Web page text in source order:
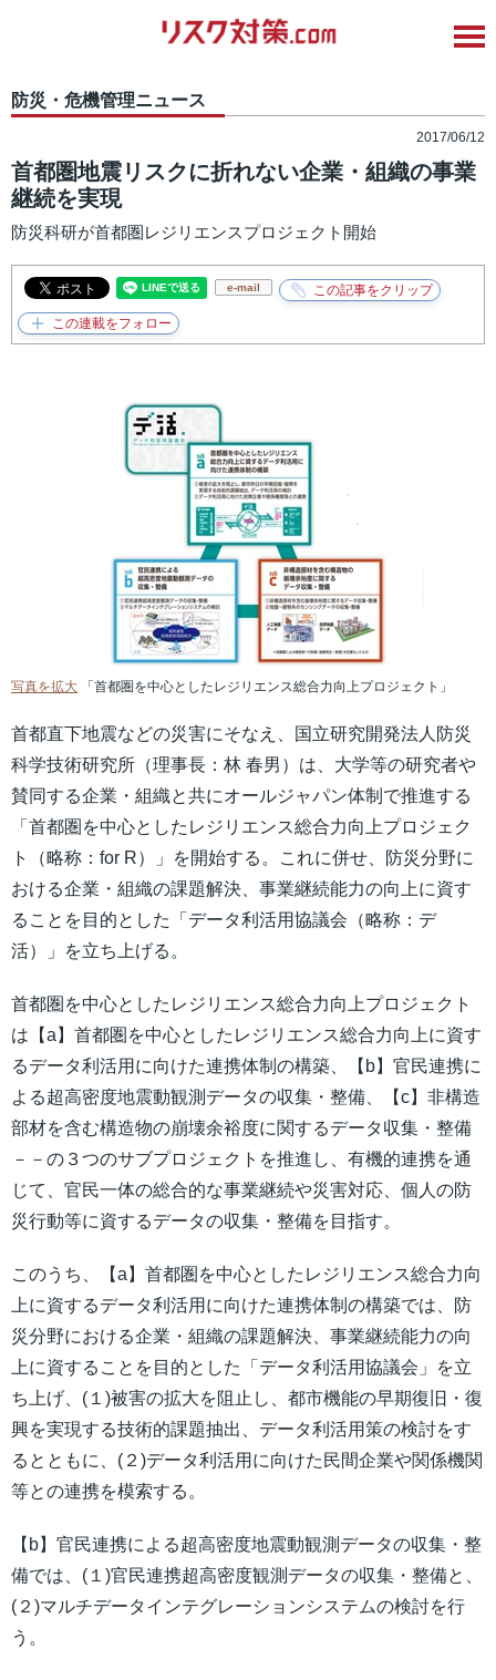
防災・危機管理ニュース
2017/06/12
首都圏地震リスクに折れない企業・組織の事業
継続を実現
防災科研が首都圏レジリエンスプロジェクト開始
e-mail
写真を拡大 「首都圏を中心としたレジリエンス総合力向上プロジェクト」
首都直下地震などの災害にそなえ、国立研究開発法人防災
科学技術研究所（理事長：林 春男）は、大学等の研究者や
賛同する企業・組織と共にオールジャパン体制で推進する
「首都圏を中心としたレジリエンス総合力向上プロジェク
ト（略称：for R）」を開始する。これに併せ、防災分野に
おける企業・組織の課題解決、事業継続能力の向上に資す
ることを目的とした「データ利活用協議会（略称：デ
活）」を立ち上げる。
首都圏を中心としたレジリエンス総合力向上プロジェクト
は【a】首都圏を中心としたレジリエンス総合力向上に資す
るデータ利活用に向けた連携体制の構築、【b】官民連携に
よる超高密度地震動観測データの収集・整備、【c】非構造
部材を含む構造物の崩壊余裕度に関するデータ収集・整備
－－の３つのサブプロジェクトを推進し、有機的連携を通
じて、官民一体の総合的な事業継続や災害対応、個人の防
災行動等に資するデータの収集・整備を目指す。
このうち、【a】首都圏を中心としたレジリエンス総合力向
上に資するデータ利活用に向けた連携体制の構築では、防
災分野における企業・組織の課題解決、事業継続能力の向
上に資することを目的とした「データ利活用協議会」を立
ち上げ、(１)被害の拡大を阻止し、都市機能の早期復旧・復
興を実現する技術的課題抽出、データ利活用策の検討をす
るとともに、(２)データ利活用に向けた民間企業や関係機関
等との連携を模索する。
【b】官民連携による超高密度地震動観測データの収集・整
備では、(１)官民連携超高密度観測データの収集・整備と、
(２)マルチデータインテグレーションシステムの検討を行
う。